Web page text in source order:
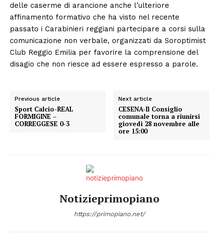
delle caserme di arancione anche l’ulteriore
affinamento formativo che ha visto nel recente
passato i Carabinieri reggiani partecipare a corsi sulla
comunicazione non verbale, organizzati da Soroptimist
Club Reggio Emilia per favorire la comprensione del
disagio che non riesce ad essere espresso a parole.
Previous article
Sport Calcio-REAL
FORMIGINE –
CORREGGESE 0-3
Next article
CESENA-Il Consiglio
comunale torna a riunirsi
giovedì 28 novembre alle
ore 15:00
Notizieprimopiano
https://primopiano.net/